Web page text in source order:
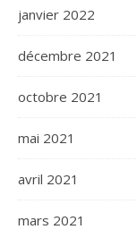
janvier 2022
décembre 2021
octobre 2021
mai 2021
avril 2021
mars 2021